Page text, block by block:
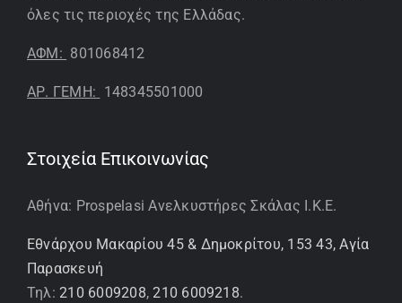
όλες τις περιοχές της Ελλάδας.
ΑΦΜ: 801068412
ΑΡ. ΓΕΜΗ: 148345501000
Στοιχεία Επικοινωνίας
Αθήνα: Prospelasi Ανελκυστήρες Σκάλας Ι.Κ.Ε.
Εθνάρχου Μακαρίου 45 & Δημοκρίτου, 153 43, Αγία
Παρασκευή
Τηλ:210 6009208,210 6009218.